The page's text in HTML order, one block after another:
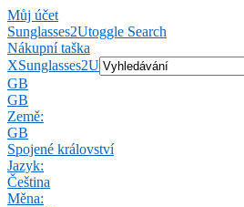
Můj účet
Sunglasses2Utoggle Search
Nákupní taška
XSunglasses2U
GB
GB
Země:
GB
Spojené království
Jazyk:
Čeština
Měna: